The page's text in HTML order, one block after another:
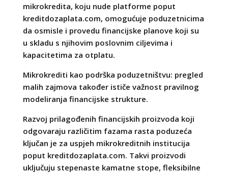
mikrokredita, koju nude platforme poput
kreditdozaplata.com, omogućuje poduzetnicima
da osmisle i provedu financijske planove koji su
u skladu s njihovim poslovnim ciljevima i
kapacitetima za otplatu.
Mikrokrediti kao podrška poduzetništvu: pregled
malih zajmova također ističe važnost pravilnog
modeliranja financijske strukture.
Razvoj prilagođenih financijskih proizvoda koji
odgovaraju različitim fazama rasta poduzeća
ključan je za uspjeh mikrokreditnih institucija
poput kreditdozaplata.com. Takvi proizvodi
uključuju stepenaste kamatne stope, fleksibilne